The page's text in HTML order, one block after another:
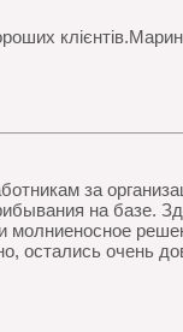
за
на базе.
остались очень